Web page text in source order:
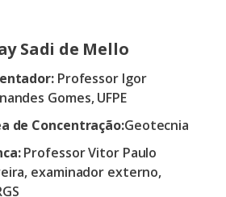
Sadi de Mello
Professor Igor
Gomes, UFPE
de Concentração:Geotecnia
Professor Vitor Paulo
examinador externo,